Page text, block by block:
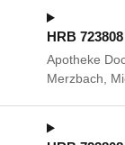
HRB 723808
Apotheke
Merzbach,